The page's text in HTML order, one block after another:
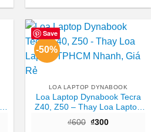
Save
-50%
LOA LAPTOP DYNABOOK
Loa Laptop Dynabook Tecra
Z40, Z50 – Thay Loa Laptop
₫600 Giá
₫300Giá